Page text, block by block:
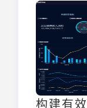
构建有